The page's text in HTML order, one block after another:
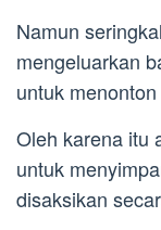
Namun
mengeluarkan
untuk
Oleh karena itu
untuk
disaksikan